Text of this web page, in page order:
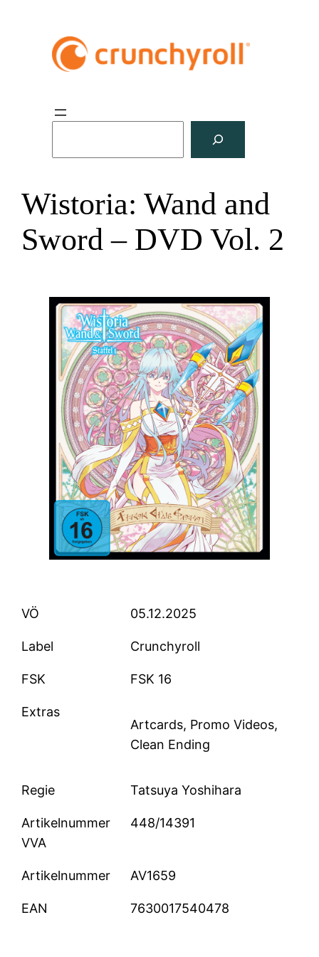
e
Wistoria: Wand and
Sword – DVD Vol. 2
VÖ 05.12.2025
Label Crunchyroll
FSK FSK 16
Extras
Artcards, Promo Videos,
Clean Ending
Regie Tatsuya Yoshihara
Artikelnummer
VVA
448/14391
Artikelnummer AV1659
EAN 7630017540478